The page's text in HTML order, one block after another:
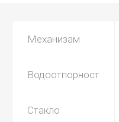
Механизам
Водоотпорност
Стакло